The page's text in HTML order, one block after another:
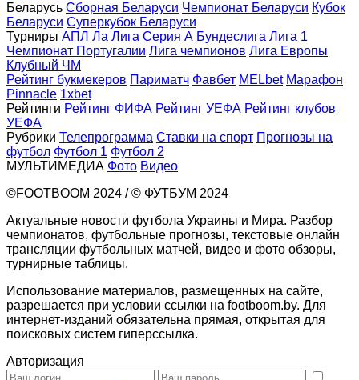
Беларусь Сборная Беларуси Чемпионат Беларуси Кубок
Беларуси Суперкубок Беларуси
Турниры АПЛ Ла Лига Серия А Бундеслига Лига 1
Чемпионат Португалии Лига чемпионов Лига Европы
Клубный ЧМ
Рейтинг букмекеров Париматч Фавбет MELbet Марафон
Pinnacle 1xbet
Рейтинги Рейтинг ФИФА Рейтинг УЕФА Рейтинг клубов
УЕФА
Рубрики Телепрограмма Ставки на спорт Прогнозы на
футбол Футбол 1 Футбол 2
МУЛЬТИМЕДИА Фото Видео
©FOOTBOOM 2024 / © ФУТБУМ 2024
Актуальные новости футбола Украины и Мира. Разбор
чемпионатов, футбольные прогнозы, текстовые онлайн
трансляции футбольных матчей, видео и фото обзоры,
турнирные таблицы.
Использование материалов, размещенных на сайте,
разрешается при условии ссылки на footboom.by. Для
интернет-изданий обязательна прямая, открытая для
поисковых систем гиперссылка.
Авторизация